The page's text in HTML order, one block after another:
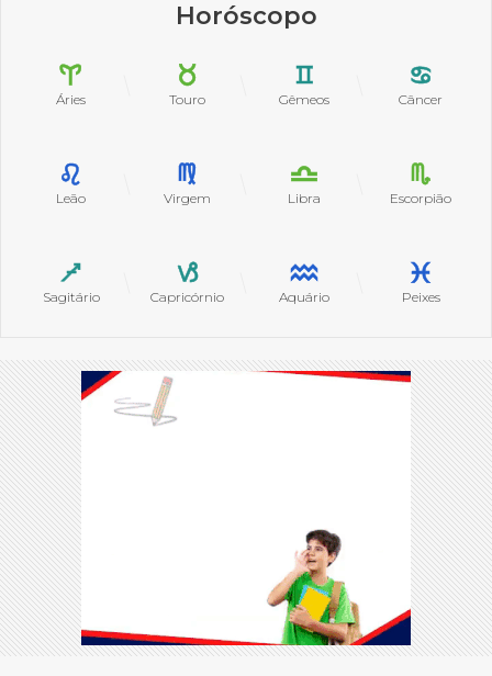
Horóscopo
Áries Touro Gêmeos Câncer
Leão Virgem Libra Escorpião
Sagitário Capricórnio Aquário Peixes